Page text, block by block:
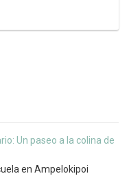
Un paseo a la colina de
en Ampelokipoi